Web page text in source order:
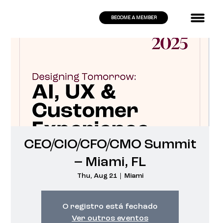
BECOME A MEMBER
CEO/CIO/CFO/CMO Summit
– Miami, FL
Thu, Aug 21
  |
Miami
O registro está fechado
Ver outros eventos